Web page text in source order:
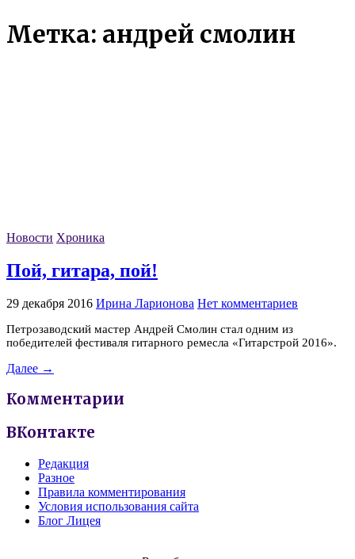
Метка: андрей смолин
Новости Хроника
Пой, гитара, пой!
29 декабря 2016 Ирина Ларионова Нет комментариев
Петрозаводский мастер Андрей Смолин стал одним из
победителей фестиваля гитарного ремесла «Гитарстрой 2016».
Далее →
Комментарии
ВКонтакте
Редакция
Разное
Правила комментирования
Условия использования сайта
Блог Лицея